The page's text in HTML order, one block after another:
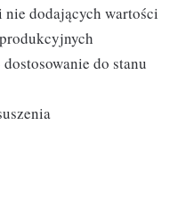
dodających wartości
do stanu